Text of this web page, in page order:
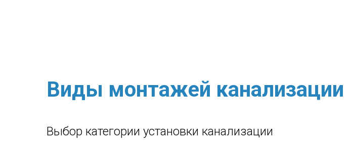
Виды монтажей канализации
Выбор категории установки канализации